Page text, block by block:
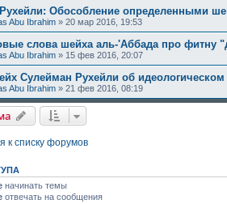
Обособление определенными
Abu Ibrahim » 20 мар 2016, 19:53
слова шейха аль-'Аббада про фитну
Abu Ibrahim » 15 фев 2016, 20:07
Сулейман Рухейли об идеологическом
Abu Ibrahim » 21 фев 2016, 08:19
к списку форумов
начинать темы
отвечать на сообщения